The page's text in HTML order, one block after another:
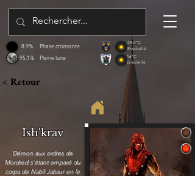
95.1%
8.9%
Pleine lune
Phase croissante
29.4°C
Ensoleillé
16°C
Ensoleillé
< Retour
Ish'krav
Démon aux ordres de
Mordred s'étant emparé du
corps de Nabil Jabsur en le